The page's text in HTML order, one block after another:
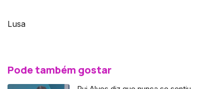
Lusa
Pode também gostar